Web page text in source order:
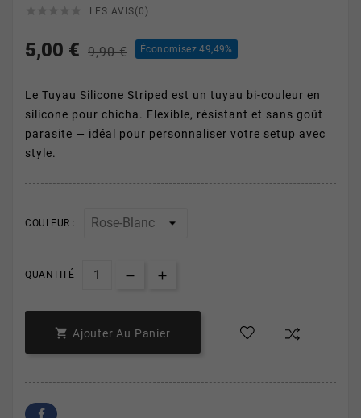
LES AVIS(0)
5,00 € 9,90 € Économisez 49,49%
Le Tuyau Silicone Striped est un tuyau bi-couleur en
silicone pour chicha. Flexible, résistant et sans goût
parasite — idéal pour personnaliser votre setup avec
style.
COULEUR :
QUANTITÉ
 Ajouter Au Panier